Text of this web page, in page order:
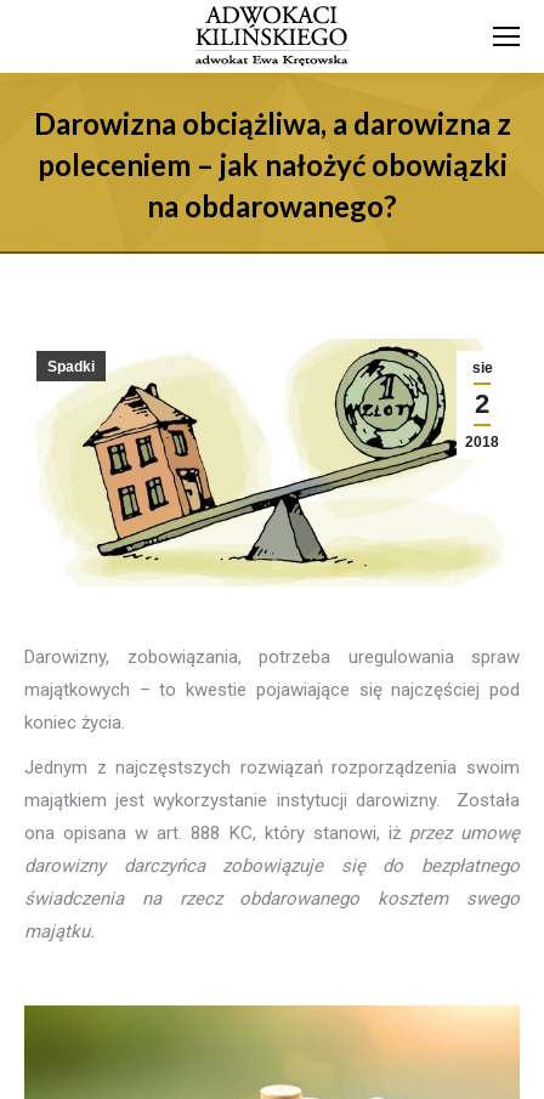
Darowizna obciążliwa, a darowizna z
poleceniem – jak nałożyć obowiązki
na obdarowanego?
sie
2
2018
Spadki
Darowizny, zobowiązania, potrzeba uregulowania spraw
majątkowych – to kwestie pojawiające się najczęściej pod
koniec życia.
Jednym z najczęstszych rozwiązań rozporządzenia swoim
majątkiem jest wykorzystanie instytucji darowizny. Została
ona opisana w art. 888 KC, który stanowi, iż przez umowę
darowizny darczyńca zobowiązuje się do bezpłatnego
świadczenia na rzecz obdarowanego kosztem swego
majątku.